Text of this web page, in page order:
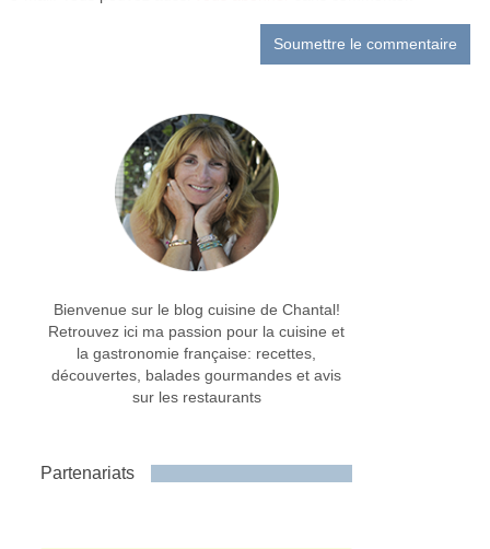
Bienvenue sur le blog cuisine de Chantal!
Retrouvez ici ma passion pour la cuisine et
la gastronomie française: recettes,
découvertes, balades gourmandes et avis
sur les restaurants
Partenariats